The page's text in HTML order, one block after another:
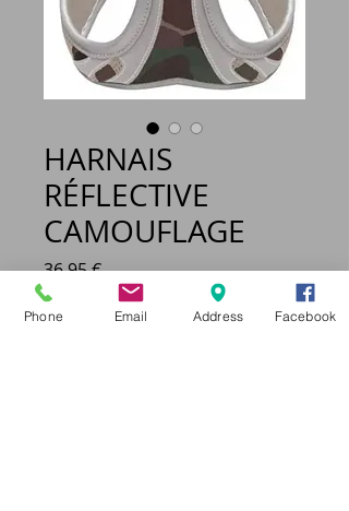
HARNAIS
RÉFLECTIVE
CAMOUFLAGE
36,95 €Prix
Taille
Phone Email Address Facebook